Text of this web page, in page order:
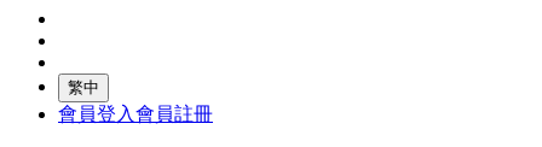
繁中
會員登入會員註冊